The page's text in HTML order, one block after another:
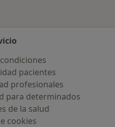
pacientes
profesionales
para determinados
de la salud
cookies